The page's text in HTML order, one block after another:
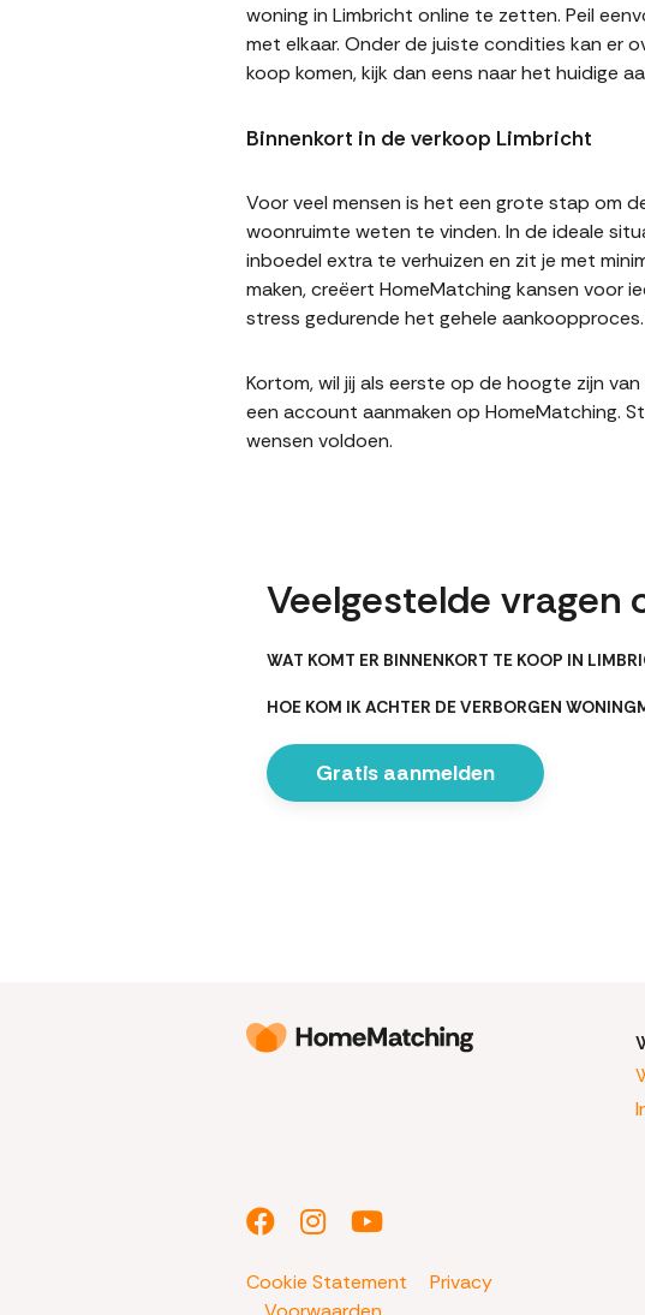
woning in Limbricht online te zetten. Peil
met elkaar. Onder de juiste condities kan er
koop komen, kijk dan eens naar het huidige
Binnenkort in de verkoop Limbricht
Voor veel mensen is het een grote stap om
woonruimte weten te vinden. In de ideale
inboedel extra te verhuizen en zit je met
maken, creëert HomeMatching kansen voor
stress gedurende het gehele
Kortom, wil jij als eerste op de hoogte zijn
een account aanmaken op HomeMatching.
wensen voldoen.
Veelgestelde vragen
WAT KOMT ER BINNENKORT TE KOOP IN
HOE KOM IK ACHTER DE VERBORGEN
Gratis aanmelden
Cookie Statement
Privacy